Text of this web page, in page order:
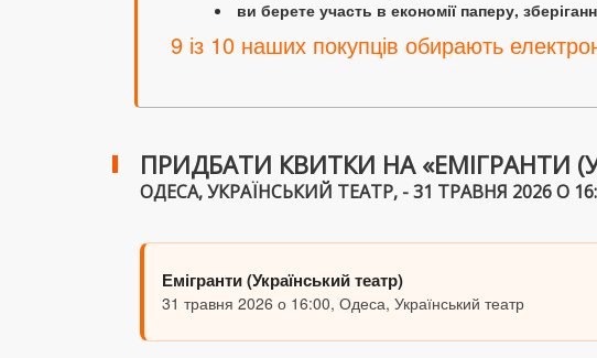
ви берете участь в економії паперу,
9 із 10 наших покупців обирають
ПРИДБАТИ КВИТКИ НА «ЕМІГРАНТИ
ОДЕСА, УКРАЇНСЬКИЙ ТЕАТР, - 31 ТРАВНЯ 2026 О
Емігранти (Український театр)
31 травня 2026 о 16:00, Одеса, Український театр